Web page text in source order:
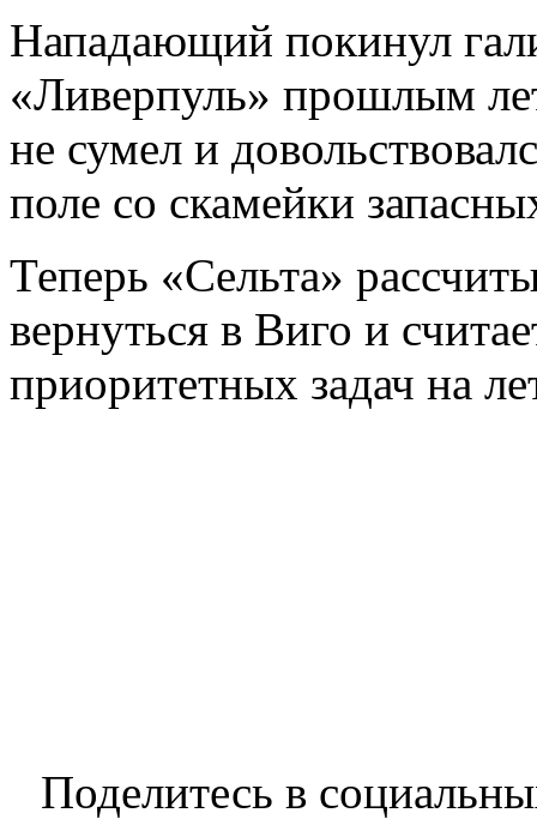
Нападающий покинул
«Ливерпуль» прошлым
не сумел и
поле со скамейки
Теперь «Сельта»
вернуться в Виго и
приоритетных задач на
Поделитесь в